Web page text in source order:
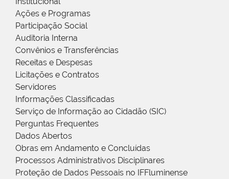
Ações e Programas
Participação Social
Auditoria Interna
Convênios e Transferências
Receitas e Despesas
Licitações e Contratos
Servidores
Informações Classificadas
Serviço de Informação ao Cidadão (SIC)
Perguntas Frequentes
Dados Abertos
Obras em Andamento e Concluídas
Processos Administrativos Disciplinares
Proteção de Dados Pessoais no IFFluminense